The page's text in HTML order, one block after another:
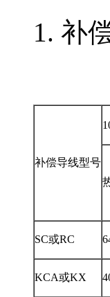
1. 补
补偿导线型号
SC或RC
KCA或KX